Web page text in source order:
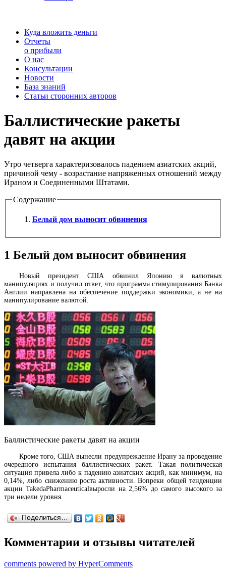
Куда вложить деньги
Отчеты
о прибыли
О нас
Консультации
Новости
База знаний
Статьи сторонних авторов
Баллистические ракеты
давят на акции
Утро четверга характеризовалось падением азиатских акций,
причиной чему - возрастание напряженных отношений между
Ираном и Соединенными Штатами.
Содержание
Белый дом выносит обвинения
1 Белый дом выносит обвинения
Новый президент США обвинил Японию в валютных
манипуляциях и получил ответ, что программа стимулирования Банка
Англии направлена на обеспечение поддержки экономики, а не на
манипулирование валютой.
Баллистические ракеты давят на акции
Кроме того, США вынесли предупреждение Ирану за проведение
очередного испытания баллистических ракет. Такая политическая
ситуация привела либо к падению азиатских акций, как минимум, на
0,14%, либо снижению роста активности. Вопреки общей тенденции
акции TakedaPharmaceuticalвыросли на 2,56% до самого высокого за
три недели уровня.
Поделиться…
Комментарии и отзывы читателей
comments powered by HyperComments